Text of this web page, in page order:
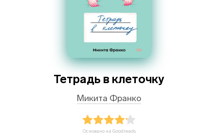
Тетрадь в клеточку
Микита Франко
Основано на Goodreads